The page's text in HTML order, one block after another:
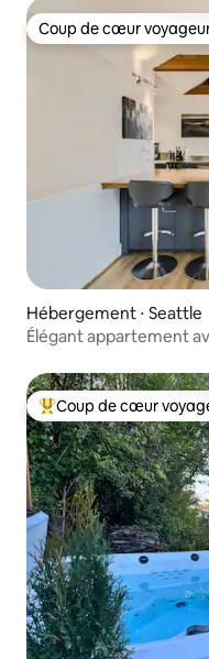
Coup de cœur
Coup de cœur
Hébergement ⋅ Seattle
Élégant appartement
Coups de cœur
Coup de cœur